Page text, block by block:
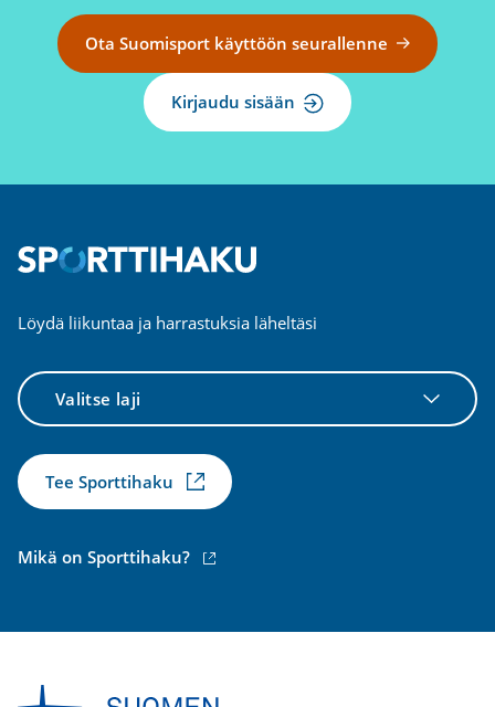
Ota Suomisport käyttöön seurallenne
Kirjaudu sisään
Löydä liikuntaa ja harrastuksia läheltäsi
Valitse
laji
Tee Sporttihaku
Mikä on Sporttihaku? (ulkoinen